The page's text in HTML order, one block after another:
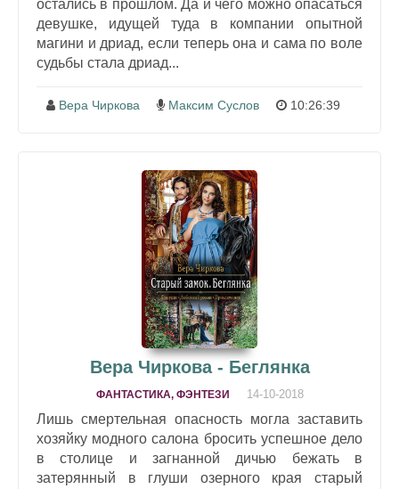
остались в прошлом. Да и чего можно опасаться
девушке, идущей туда в компании опытной
магини и дриад, если теперь она и сама по воле
судьбы стала дриад...
Вера Чиркова Максим Суслов 10:26:39
Вера Чиркова - Беглянка
ФАНТАСТИКА, ФЭНТЕЗИ 14-10-2018
Лишь смертельная опасность могла заставить
хозяйку модного салона бросить успешное дело
в столице и загнанной дичью бежать в
затерянный в глуши озерного края старый